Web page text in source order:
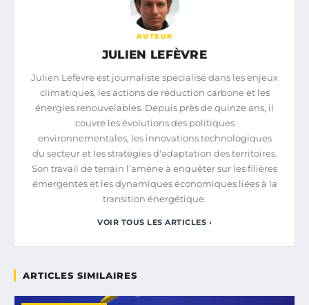
AUTEUR
JULIEN LEFÈVRE
Julien Lefèvre est journaliste spécialisé dans les enjeux
climatiques, les actions de réduction carbone et les
énergies renouvelables. Depuis près de quinze ans, il
couvre les évolutions des politiques
environnementales, les innovations technologiques
du secteur et les stratégies d'adaptation des territoires.
Son travail de terrain l’amène à enquêter sur les filières
émergentes et les dynamiques économiques liées à la
transition énergétique.
VOIR TOUS LES ARTICLES ›
ARTICLES SIMILAIRES